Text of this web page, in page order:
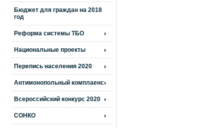
Бюджет для граждан на 2018
год
Реформа системы ТБО
Национальные проекты
Перепись населения 2020
Антимонопольный комплаенс
Всероссийский конкурс 2020
СОНКО